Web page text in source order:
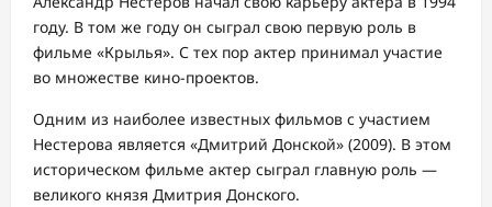
году. В том же году он сыграл свою первую роль в
фильме «Крылья». С тех пор актер принимал участие
во множестве кино-проектов.
Одним из наиболее известных фильмов с участием
Нестерова является «Дмитрий Донской» (2009). В этом
историческом фильме актер сыграл главную роль —
великого князя Дмитрия Донского.